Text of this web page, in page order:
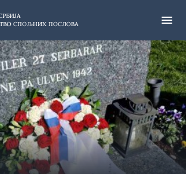
СПОЉНИХ ПОСЛОВА